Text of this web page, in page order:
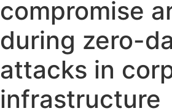
compromise
during zero-
attacks in
infrastructure